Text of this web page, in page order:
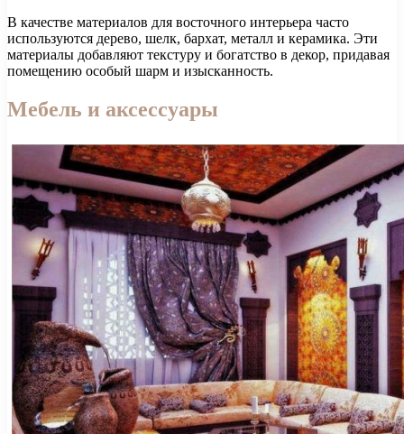
В качестве материалов для восточного интерьера часто
используются дерево, шелк, бархат, металл и керамика. Эти
материалы добавляют текстуру и богатство в декор, придавая
помещению особый шарм и изысканность.
Мебель и аксессуары